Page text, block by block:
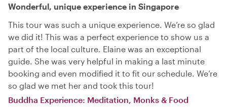
Wonderful, unique experience in Singapore
This tour was such a unique experience. We’re so glad
we did it! This was a perfect experience to show us a
part of the local culture. Elaine was an exceptional
guide. She was very helpful in making a last minute
booking and even modified it to fit our schedule. We’re
so glad we met her and took this tour!
Buddha Experience: Meditation, Monks & Food